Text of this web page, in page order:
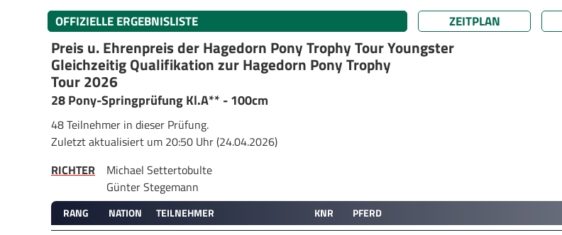
OFFIZIELLE ERGEBNISLISTE ZEITPLAN
Preis u. Ehrenpreis der Hagedorn Pony Trophy Tour Youngster
Gleichzeitig Qualifikation zur Hagedorn Pony Trophy
Tour 2026
28 Pony-Springprüfung Kl.A** - 100cm
48 Teilnehmer in dieser Prüfung.
Zuletzt aktualisiert um 20:50 Uhr (24.04.2026)
RICHTER
Michael Settertobulte
Günter Stegemann
RANG NATION TEILNEHMER KNR PFERD